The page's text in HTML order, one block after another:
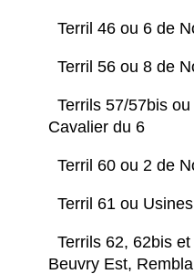
Terril 46 ou 6 de
Terril 56 ou 8 de
Terrils 57/57bis
Cavalier du 6
Terril 60 ou 2 de
Terril 61 ou
Terrils 62, 62bis
Beuvry Est,